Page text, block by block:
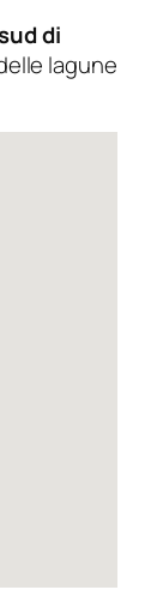
di
lagune